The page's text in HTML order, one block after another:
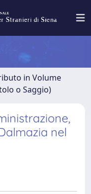
in Volume
o Saggio)
nel